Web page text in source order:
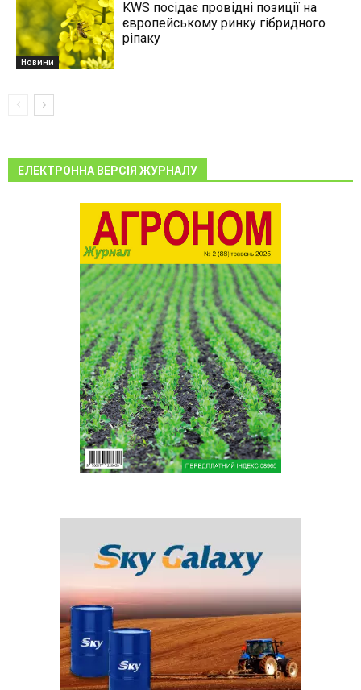
Новини
KWS посідає провідні позиції на
європейському ринку гібридного
ріпаку
ЕЛЕКТРОННА ВЕРСІЯ ЖУРНАЛУ